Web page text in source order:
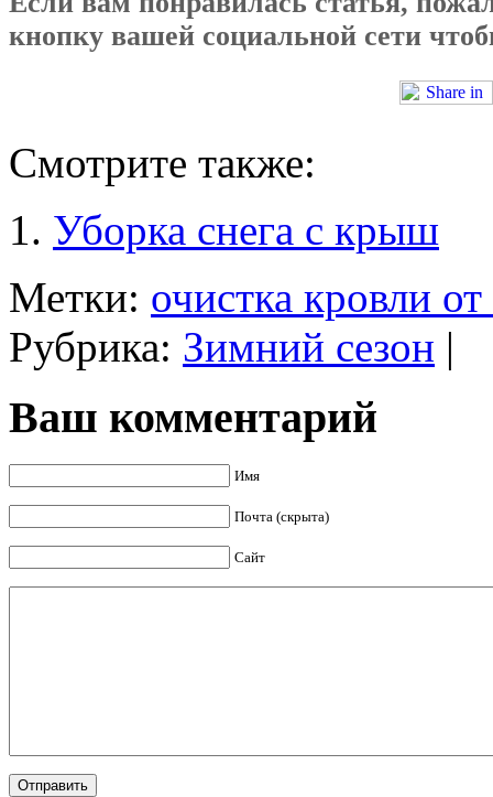
кнопку вашей социальной сети
Смотрите также:
Уборка снега с крыш
Метки: очистка кровли от
Рубрика: Зимний сезон |
Ваш комментарий
Имя
Почта (скрыта)
Сайт